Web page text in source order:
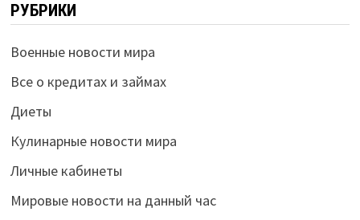
РУБРИКИ
Военные новости мира
Все о кредитах и займах
Диеты
Кулинарные новости мира
Личные кабинеты
Мировые новости на данный час